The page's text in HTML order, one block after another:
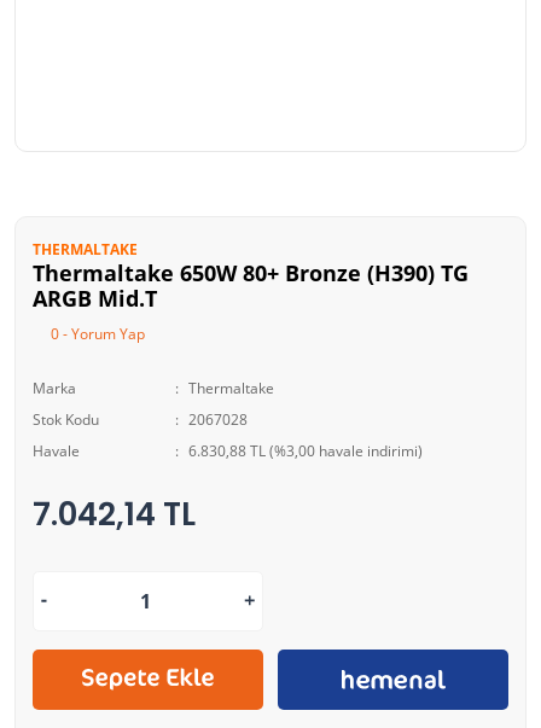
THERMALTAKE
Thermaltake 650W 80+ Bronze (H390) TG
ARGB Mid.T
0 - Yorum Yap
Marka
Thermaltake
Stok Kodu
2067028
Havale
6.830,88 TL (%3,00 havale indirimi)
7.042,14 TL